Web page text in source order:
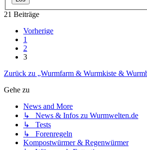
21 Beiträge
Vorherige
1
2
3
Zurück zu „Wurmfarm & Wurmkiste &
Gehe zu
News and More
↳ News & Infos zu Wurmwelten.de
↳ Tests
↳ Forenregeln
Kompostwürmer & Regenwürmer